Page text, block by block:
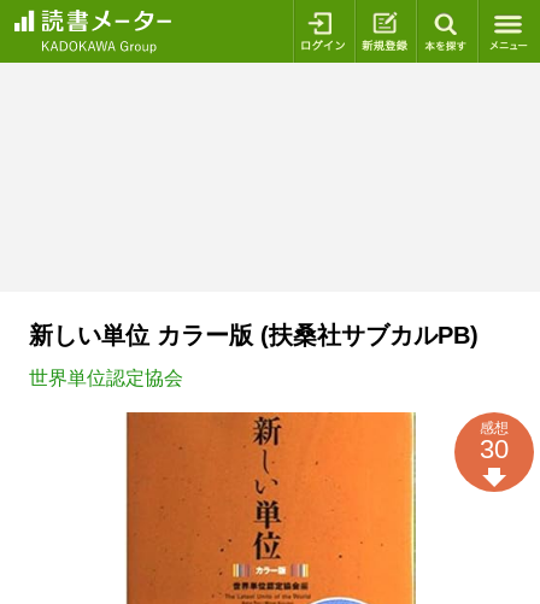
ログイン 新規登録
新しい単位 カラー版 (扶桑社サブカルPB)
世界単位認定協会
感想
30